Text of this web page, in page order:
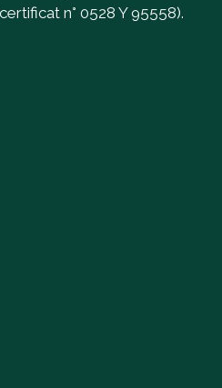
n° 0528 Y 95558).